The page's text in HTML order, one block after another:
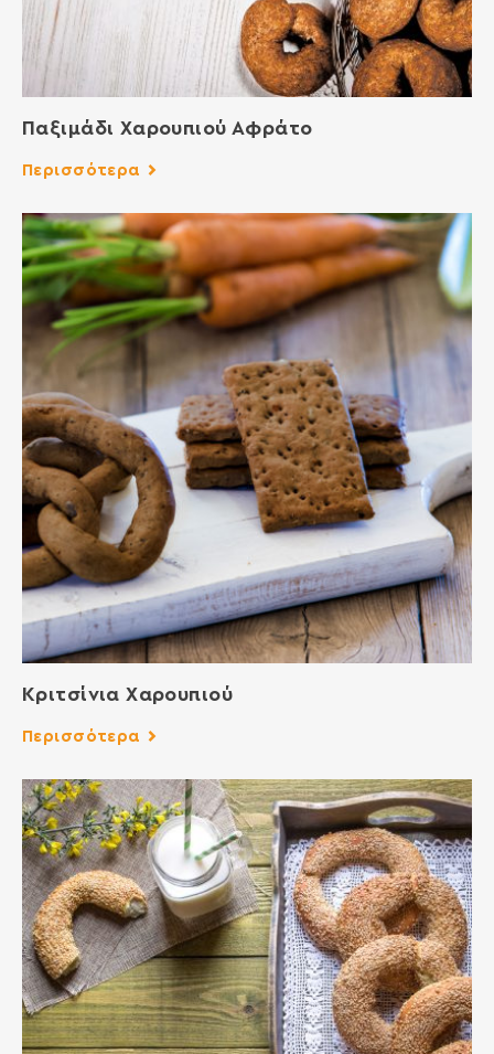
Παξιμάδι Χαρουπιού Αφράτο
Περισσότερα
Κριτσίνια Χαρουπιού
Περισσότερα